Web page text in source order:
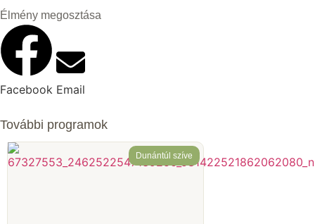
Élmény megosztása
Facebook Email
További programok
Dunántúl szíve